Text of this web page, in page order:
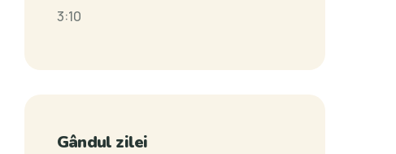
3:10
Gândul zilei